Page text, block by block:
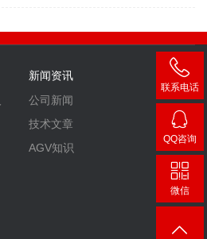
新闻资讯
公司新闻
技术文章
AGV知识
联系电话
400-
007-
3860
QQ咨询
微信